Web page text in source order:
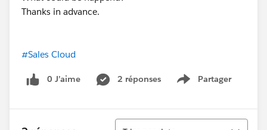
Thanks in advance.
#Sales Cloud
0 J’aime 2 réponses Partager
Show menu
Tri